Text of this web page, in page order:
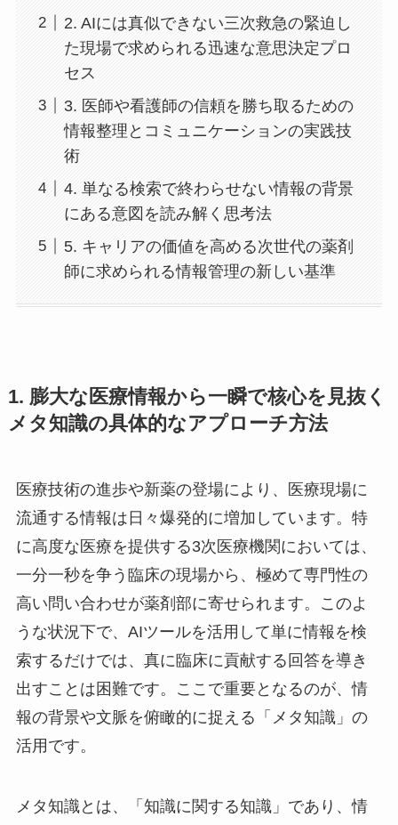
2. AIには真似できない三次救急の緊迫し
た現場で求められる迅速な意思決定プロ
セス
3. 医師や看護師の信頼を勝ち取るための
情報整理とコミュニケーションの実践技
術
4. 単なる検索で終わらせない情報の背景
にある意図を読み解く思考法
5. キャリアの価値を高める次世代の薬剤
師に求められる情報管理の新しい基準
1. 膨大な医療情報から一瞬で核心を見抜く
メタ知識の具体的なアプローチ方法
医療技術の進歩や新薬の登場により、医療現場に
流通する情報は日々爆発的に増加しています。特
に高度な医療を提供する3次医療機関においては、
一分一秒を争う臨床の現場から、極めて専門性の
高い問い合わせが薬剤部に寄せられます。このよ
うな状況下で、AIツールを活用して単に情報を検
索するだけでは、真に臨床に貢献する回答を導き
出すことは困難です。ここで重要となるのが、情
報の背景や文脈を俯瞰的に捉える「メタ知識」の
活用です。
メタ知識とは、「知識に関する知識」であり、情